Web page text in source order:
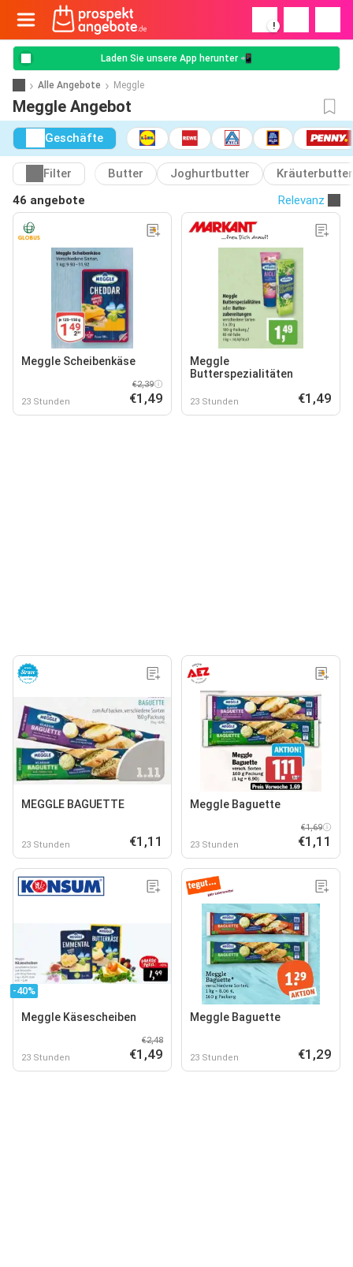
!
Laden Sie unsere App herunter 📲
Alle Angebote Meggle
Meggle Angebot
Geschäfte
Filter Butter Joghurtbutter
Kräuterbutter
46 angebote
Relevanz
Meggle Scheibenkäse
23 Stunden
€2,39
€1,49
Meggle
Butterspezialitäten
23 Stunden €1,49
MEGGLE BAGUETTE
23 Stunden €1,11
Meggle Baguette
23 Stunden
€1,69
€1,11
-40%
Meggle Käsescheiben
23 Stunden
€2,48
€1,49
Meggle Baguette
23 Stunden €1,29